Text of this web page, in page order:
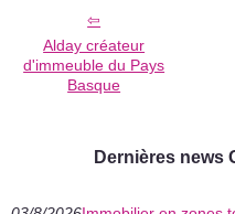
Alday créateur
d'immeuble du Pays
Basque
Dernières news